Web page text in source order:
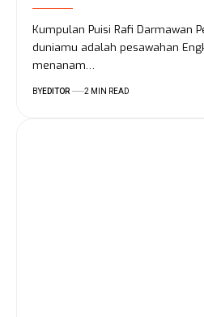
Kumpulan Puisi Rafi Darmawan
duniamu adalah pesawahan
menanam…
BYEDITOR 2 MIN READ